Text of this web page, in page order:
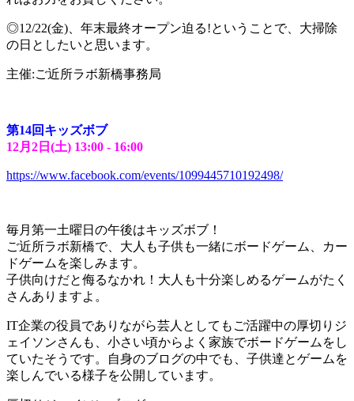
◎12/22(金)、年末最終オープン迫る!ということで、大掃除
の日としたいと思います。
主催:ご近所ラボ新橋事務局
第14回キッズボブ
12月 2 日 (土) 13:00 - 16:00
https://www.facebook.com/events/1099445710192498/
毎月第一土曜日の午後はキッズボブ！
ご近所ラボ新橋で、大人も子供も一緒にボードゲーム、カー
ドゲームを楽しみます。
子供向けだと侮るなかれ！大人も十分楽しめるゲームがたく
さんありますよ。
IT企業の役員でありながら芸人としてもご活躍中の厚切りジ
ェイソンさんも、小さい頃からよく家族でボードゲームをし
ていたそうです。自身のブログの中でも、子供達とゲームを
楽しんでいる様子を公開しています。